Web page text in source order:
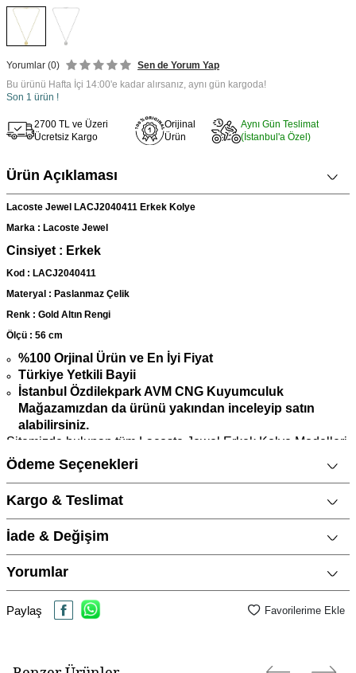
Yorumlar (0)
Sen de Yorum Yap
Bu ürünü Hafta İçi 14:00'e kadar alırsanız, aynı gün kargoda!
Son 1 ürün !
2700 TL ve Üzeri
Ücretsiz Kargo
Orijinal
Ürün
Aynı Gün Teslimat
(İstanbul'a Özel)
Ürün Açıklaması
Lacoste Jewel LACJ2040411 Erkek Kolye
Marka : Lacoste Jewel
Cinsiyet : Erkek
Kod : LACJ2040411
Materyal : Paslanmaz Çelik
Renk : Gold Altın Rengi
Ölçü : 56 cm
%100 Orjinal Ürün ve En İyi Fiyat
Türkiye Yetkili Bayii
İstanbul Özdilekpark AVM CNG Kuyumculuk
Mağazamızdan da ürünü yakından inceleyip satın
alabilirsiniz.
Sitemizde bulunan tüm Lacoste Jewel Erkek Kolye Modelleri
Saat ve Saat A.Ş güvencesi altındadır.
1 Yıl Garantilidir.
Siparişiniz, Orijinal Lacoste Kutusu ve Onaylanmış
takılar ve gümüş hediyelik
Ürün fiyatları, websitesine özel promosyonlar nedeniyle
mağaza fiyatlarımızdan daha ucuz olabilir
Ödeme Seçenekleri
Kargo & Teslimat
İade & Değişim
Yorumlar
Paylaş Favorilerime Ekle